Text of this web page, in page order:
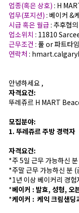
업종(혹은 상호) : H
업무(포지션) : 베이커 &
시급 혹은 월급: 추후협의
업소위치 : 11810
근무조건 : 풀 or 파트타임
연락처 :
안녕하세요 ,
자격요건:
뚜레쥬르 H MART
모집분야:
1. 뚜레쥬르 주방 경력자
자격요건:
*주 5일 근무 가능하신 분
*주말 근무 가능하신 분 (
*1년 이상 베이커리 경
*베이커 : 발효, 성형, 오
*케이커 : 케익 크림샌딩